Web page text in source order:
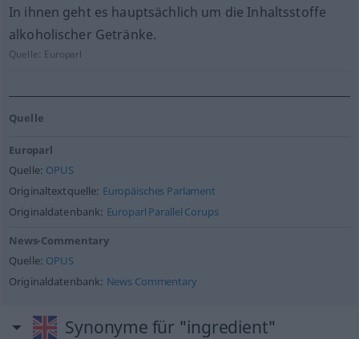
In ihnen geht es hauptsächlich um die Inhaltsstoffe
alkoholischer Getränke.
Quelle: Europarl
Quelle
Europarl
Quelle: OPUS
Originaltextquelle: Europäisches Parlament
Originaldatenbank: Europarl Parallel Corups
News-Commentary
Quelle: OPUS
Originaldatenbank: News Commentary
Synonyme für "ingredient"